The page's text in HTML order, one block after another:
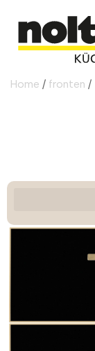
Home / fronten /